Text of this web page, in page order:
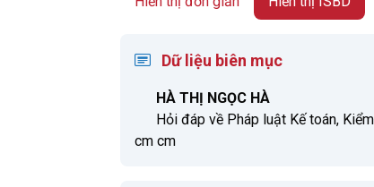
Dữ liệu biên mục
HÀ THỊ NGỌC HÀ
Hỏi đáp về Pháp luật Kế toán, Kiểm
cm cm